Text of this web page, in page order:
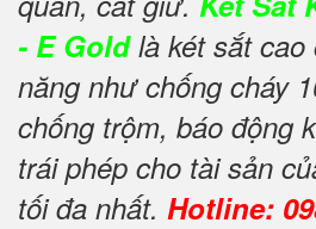
- E Goldlà két sắt cao
năng như chống cháy
chống trộm, báo động
trái phép cho tài sản
tối đa nhất. Hotline: